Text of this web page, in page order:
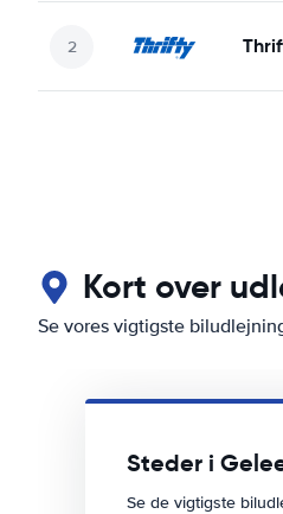
Kort over
Se vores vigtigste
Steder i
Se de vigtigste